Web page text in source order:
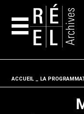
ACCUEIL LA